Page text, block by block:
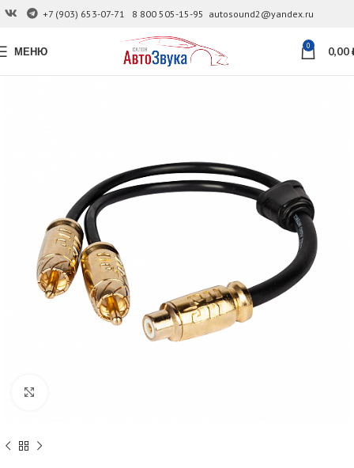
+7 (903) 653-07-71 8 800 505-15-95 autosound2@yandex.ru
МЕНЮ 0 0,00